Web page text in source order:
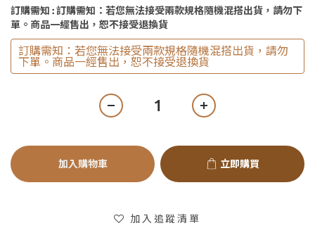
訂購需知 : 訂購需知：若您無法接受兩款規格隨機混搭出貨，請勿下
單。商品一經售出，恕不接受退換貨
訂購需知：若您無法接受兩款規格隨機混搭出貨，請勿
下單。商品一經售出，恕不接受退換貨
加入購物車 立即購買
加入追蹤清單